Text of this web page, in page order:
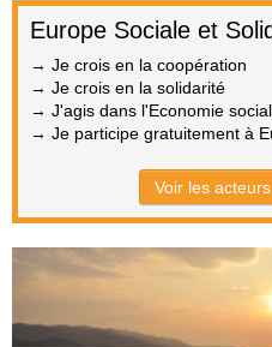
Europe Sociale et
→ Je crois en la coopération
→ Je crois en la solidarité
→ J'agis dans l'Economie
→ Je participe gratuitement à
Voir les acteurs